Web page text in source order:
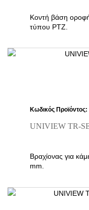
Κοντή βάση
τύπου PTZ.
Κωδικός
UNIVIEW TR-
Βραχίονας για
mm.